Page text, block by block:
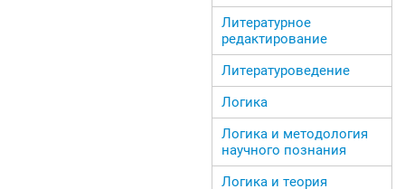
Литературное
редактирование
Литературоведение
Логика
Логика и методология
научного познания
Логика и теория